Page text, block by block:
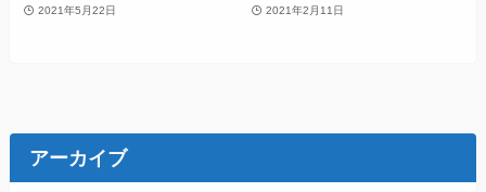
2021年5月22日 2021年2月11日
アーカイブ